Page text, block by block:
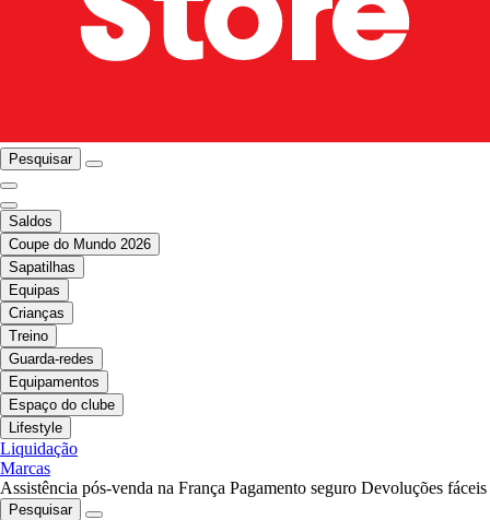
Pesquisar
Saldos
Coupe do Mundo 2026
Sapatilhas
Equipas
Crianças
Treino
Guarda-redes
Equipamentos
Espaço do clube
Lifestyle
Liquidação
Marcas
Assistência pós-venda na França Pagamento seguro Devoluções fáceis
Pesquisar